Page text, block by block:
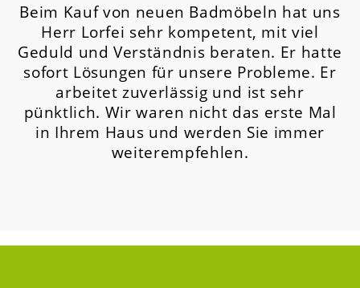
Beim Kauf von neuen Badmöbeln hat uns
Herr Lorfei sehr kompetent, mit viel
Geduld und Verständnis beraten. Er hatte
sofort Lösungen für unsere Probleme. Er
arbeitet zuverlässig und ist sehr
pünktlich. Wir waren nicht das erste Mal
in Ihrem Haus und werden Sie immer
weiterempfehlen.